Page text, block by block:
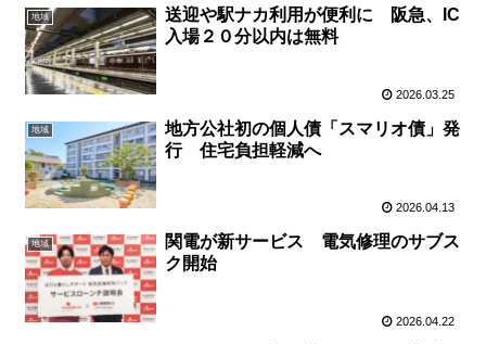
地域
送迎や駅ナカ利用が便利に 阪急、IC
入場２０分以内は無料
2026.03.25
地域
地方公社初の個人債「スマリオ債」発
行 住宅負担軽減へ
2026.04.13
地域
関電が新サービス 電気修理のサブス
ク開始
2026.04.22